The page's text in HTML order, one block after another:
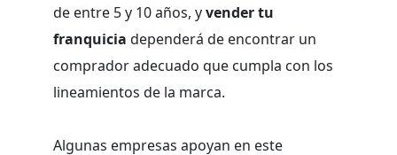
de entre 5 y 10 años, yvender tu
franquicia dependerá de encontrar un
comprador adecuado que cumpla con los
lineamientos de la marca.
Algunas empresas apoyan en este